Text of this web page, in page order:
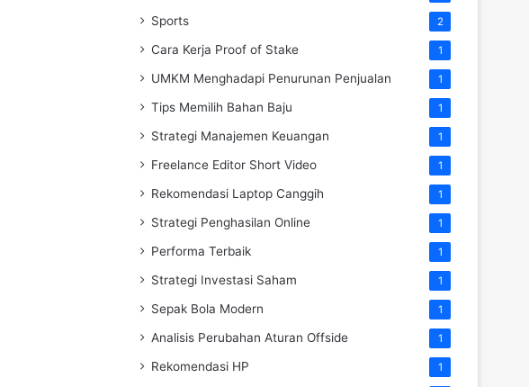
Sports 2
Cara Kerja Proof of Stake 1
UMKM Menghadapi Penurunan Penjualan 1
Tips Memilih Bahan Baju 1
Strategi Manajemen Keuangan 1
Freelance Editor Short Video 1
Rekomendasi Laptop Canggih 1
Strategi Penghasilan Online 1
Performa Terbaik 1
Strategi Investasi Saham 1
Sepak Bola Modern 1
Analisis Perubahan Aturan Offside 1
Rekomendasi HP 1